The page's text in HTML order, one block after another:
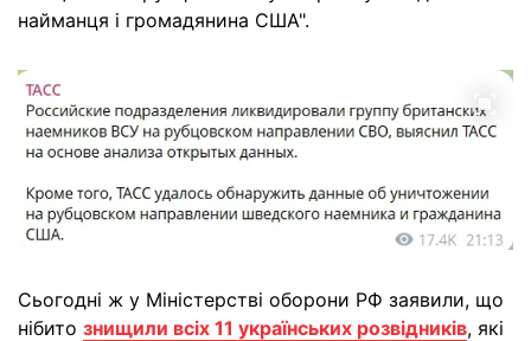
найманця і громадянина США".
Сьогодні ж у Міністерстві оборони РФ заявили, що
нібито знищили всіх 11 українських розвідників, які